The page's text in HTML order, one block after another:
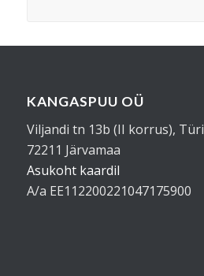
KANGASPUU OÜ
Viljandi tn 13b (II korrus), Türi
72211 Järvamaa
Asukoht kaardil
A/a EE112200221047175900